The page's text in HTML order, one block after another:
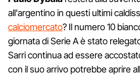
all'argentino in questi ultimi
calciomercato? Il numero 10
giornata di Serie A è stato
Sarri continua ad essere
con il suo arrivo potrebbe aprire